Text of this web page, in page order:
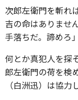
次郎左衛門を斬れ
吉の命はありませ
手落ちだ。諦めろ
何とか真犯人を探
郎左衛門の荷を検
（白洲迅）は協力